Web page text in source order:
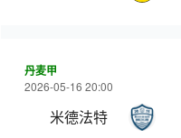
丹麦甲
2026-05-16 20:00
米德法特